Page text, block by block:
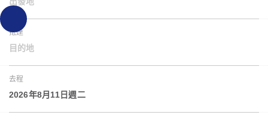
抵達
目的地
去程
2026年8月11日週二